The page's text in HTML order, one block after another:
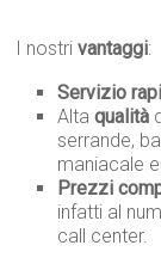
I nostrivantaggi:
Servizio
Altaqualità
serrande,
maniacale
Prezzi
infatti al
call center.